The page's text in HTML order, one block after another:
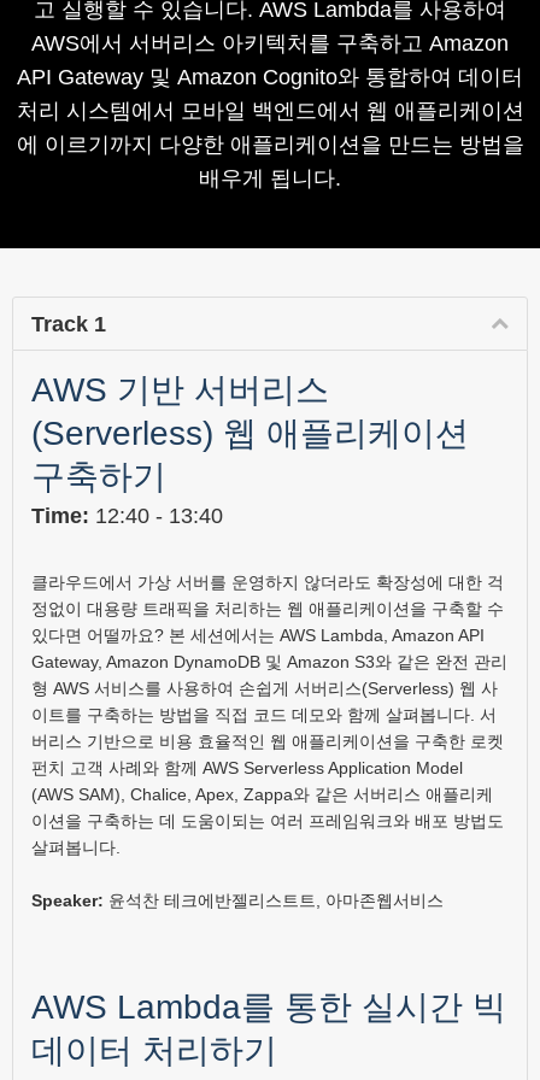
고 실행할 수 있습니다. AWS Lambda를 사용하여
AWS에서 서버리스 아키텍처를 구축하고 Amazon
API Gateway 및 Amazon Cognito와 통합하여 데이터
처리 시스템에서 모바일 백엔드에서 웹 애플리케이션
에 이르기까지 다양한 애플리케이션을 만드는 방법을
배우게 됩니다.
Track 1
AWS 기반 서버리스
(Serverless) 웹 애플리케이션
구축하기
Time: 12:40 - 13:40
클라우드에서 가상 서버를 운영하지 않더라도 확장성에 대한 걱
정없이 대용량 트래픽을 처리하는 웹 애플리케이션을 구축할 수
있다면 어떨까요? 본 세션에서는 AWS Lambda, Amazon API
Gateway, Amazon DynamoDB 및 Amazon S3와 같은 완전 관리
형 AWS 서비스를 사용하여 손쉽게 서버리스(Serverless) 웹 사
이트를 구축하는 방법을 직접 코드 데모와 함께 살펴봅니다. 서
버리스 기반으로 비용 효율적인 웹 애플리케이션을 구축한 로켓
펀치 고객 사례와 함께 AWS Serverless Application Model
(AWS SAM), Chalice, Apex, Zappa와 같은 서버리스 애플리케
이션을 구축하는 데 도움이되는 여러 프레임워크와 배포 방법도
살펴봅니다.
Speaker: 윤석찬 테크에반젤리스트트, 아마존웹서비스
AWS Lambda를 통한 실시간 빅
데이터 처리하기